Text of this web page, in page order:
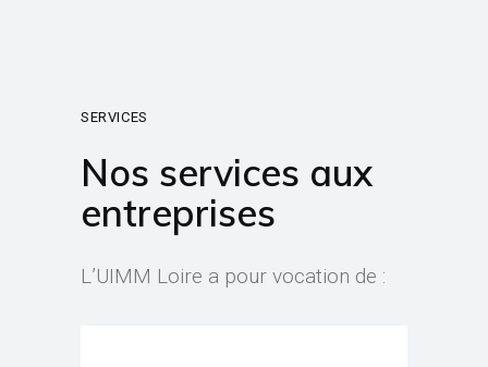
SERVICES
Nos services aux
entreprises
L’UIMM Loire a pour vocation de :